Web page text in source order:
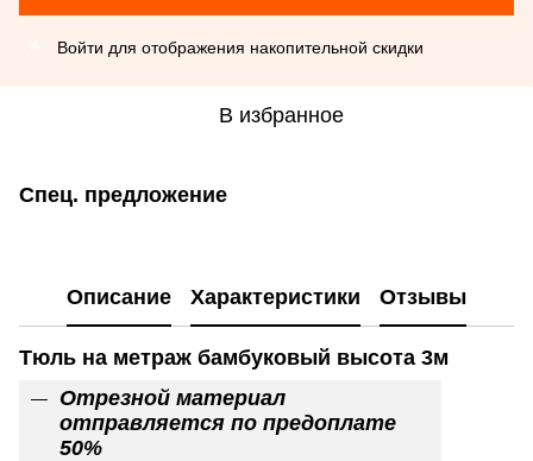
Войти для отображения накопительной скидки
В избранное
Спец. предложение
Описание Характеристики Отзывы
Тюль на метраж бамбуковый высота 3м
Отрезной материал
отправляется по предоплате
50%